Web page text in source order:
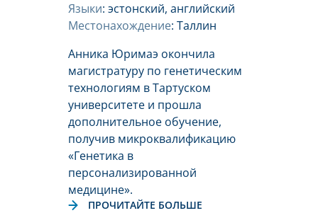
Языки: эстонский, английский
Местонахождение: Таллин
Анника Юримаэ окончила
магистратуру по генетическим
технологиям в Тартуском
университете и прошла
дополнительное обучение,
получив микроквалификацию
«Генетика в
персонализированной
медицине».
ПРОЧИТАЙТЕ БОЛЬШЕ